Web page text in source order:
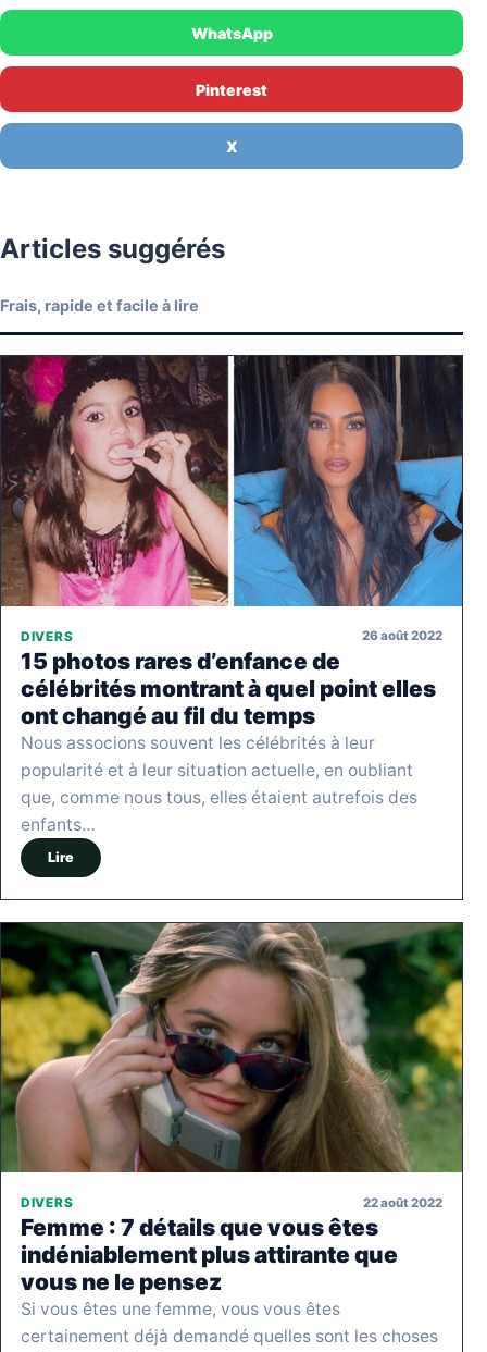
WhatsApp
Pinterest
X
Articles suggérés
Frais, rapide et facile à lire
DIVERS 26 août 2022
15 photos rares d’enfance de
célébrités montrant à quel point elles
ont changé au fil du temps
Nous associons souvent les célébrités à leur
popularité et à leur situation actuelle, en oubliant
que, comme nous tous, elles étaient autrefois des
enfants…
Lire
DIVERS 22 août 2022
Femme : 7 détails que vous êtes
indéniablement plus attirante que
vous ne le pensez
Si vous êtes une femme, vous vous êtes
certainement déjà demandé quelles sont les choses